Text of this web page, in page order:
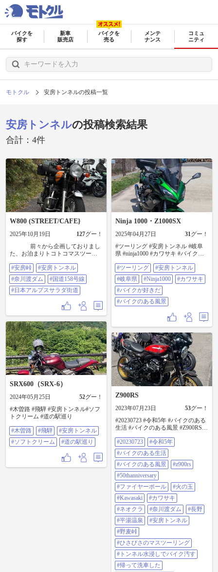
バイクを
探す
新車
販売店
バイクを
売る
メンテ
ナンス
コミュ
ニティ
モトクル 安房トンネルの投稿一覧
安房トンネルの投稿検索結果
合計：4件
W800 (STREET/CAFE}
2025年10月19日 127グー！
た、お泊まりトコトコマスツーリ
ボッチ山を下山しまして、走りた
い道にチェックしておりました、
日本アルプスサラダ街道を、爽や
かインカムトークしながらトコト
トンネルの中で分かれ道がある
ので有名な入山隧道･新入山隧道
バイク停めた写真投稿してた人い
たけど〜😳よくこんな危険な所に
停めて写真撮ったな〜‼️と感心しな
がらトコトコ走る💨）＆奈川渡ダ
ムを走り国道158号線を気持ちよく
走る💨〜😁 普通のツーリング
で、国道158号を走るのであれば、
トンネルを通るはずですが、やは
りクネクネしたスリルある道に行
かなければ〜、私の企画するトコ
トコツーリングには、なりません
ので〜😆 あえて旧道の安房峠を
グ〜😁 葛折りのカーブが続く長
野県側〜😁、カーブとカーブの間
が意外と長く走りやすい？楽し
との境くらいから道も狭くなり、
山間いの景色が良い峠はずが、濃
#安房峠
#安房トンネル
#奈川渡ダム
#国道158号線
#日本アルプスサラダ街道
Ninja 1000・Z1000SX
2025年04月27日 31グー！
#ツーリング #安房トンネル #岐阜
県 #ninja1000 #カワサキ #バイクが
デンウィークに突入❗ まずは、東
京〜岐阜へ泊りツーリング🏍 最高
の天気で最高のツーリング🏍 峠
は、まだ残雪がたくさんありま
す。
#ツーリング
#安房トンネル
#岐阜県
#Ninja1000
#カワサキ
#バイクが好きだ
#バイクのある風景
SRX600（SRX-6）
2024年05月25日 52グー！
#木曽路 #飛騨 #安房トンネル#ソフ
トクリーム #道の駅巡り
#木曽路 #飛騨
#安房トンネル
#ソフトクリーム
#道の駅巡り
Z900RS
2023年07月23日 53グー！
#20230723 #令和5年 #バイクのある
生活 #バイクのある風景 #Z900RS
#火の玉 #KAWASAKI #カワサキ #
ネオクラ #奈川渡ダム #長野 #平湯
温泉 #安房トンネル #野麦峠 #ひさ
びさのマスツーリング #トンネル水
浸しでバイク汚す #帰って洗車した
#ツーリング仲間募集 #ツーリング
スポット #iphone13mini
#20230723
#令和5年
#バイクのある生活
#バイクのある風景
#z900rs
#50thanniversary
#ファイヤーボール
#火の玉
#Kawasaki
#カワサキ
#ネオクラ
#奈川渡ダム
#長野
#平湯温泉
#安房トンネル
#野麦峠
#ひさびさのマスツーリング
#トンネル水浸しでバイク汚す
#帰って洗車した